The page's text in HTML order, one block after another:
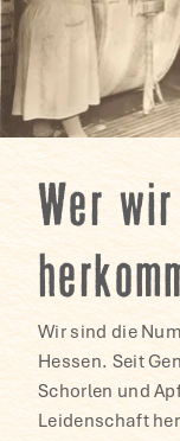
Wer
Wir sind die
Hessen. Seit
Schorlen und
Leidenschaft